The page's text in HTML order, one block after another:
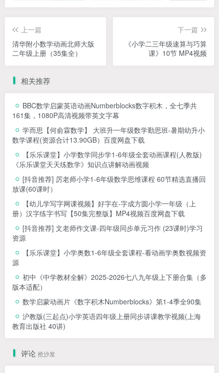
上一篇
清华附小数学动画北师大版
二年级上册（35集全）
下一篇
《小学二三年级速算与巧算
课》10节 MP4视频
相关推荐
BBC数学启蒙英语动画Numberblocks数字积木，全七季共
161集，1080P高清视频带英文字幕
学而思【何俞霖数学】 大班升一年级数学勤思班-暑期幼升小
数学课程(资源合计13.90GB）百度网盘下载
【乐乐课堂】小学数学同步学1-6年级全套动画课程(人教版)
《乐乐课堂天天练数学》知识点讲解动画视频
[抖音推荐] 厉老师小学1-6年级数学思维课程 60节精选直播回
放课(60课时）
【幼儿学写字网课视频】好字在-字成方圆小学一年级（上
册）汉字练字书写【50集完整版】MP4视频百度网盘下载
[抖音推荐] 文老师作文课-四年级同步单元习作 (23课时)学习
资源
【乐乐课堂】小学奥数1-6年级全套课程-看动画学奥数视频资
源
初中《中学教材全解》2025-2026七八九年级上下册合集（多
版本适配）
数学启蒙动画片《数字积木Numberblocks》第1-4季全90集
沪教版(三起点)小学英语四年级上册同步讲课教学视频(上海
教育出版社 40讲)
评论 抢沙发